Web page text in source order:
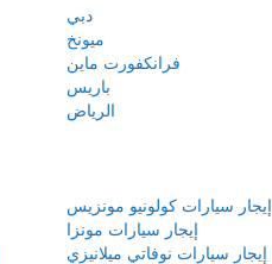
دبي
ميونخ
فرانكفورت ماين
باريس
الرياض
إيجار سيارات كولونيو مونزيس
إيجار سيارات مونزا
إيجار سيارات نوفاتي ميلانيزي